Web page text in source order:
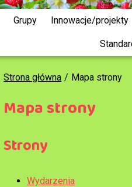
Grupy Innowacje/projekty
Strona główna Mapa strony
Mapa strony
Strony
Wydarzenia